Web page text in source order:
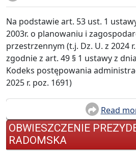
Na podstawie art. 53 ust. 1
2003r. o planowaniu i
przestrzennym (t.j. Dz. U. z 2024
zgodnie z art. 49 § 1 ustawy z
Kodeks postępowania
2025 r. poz. 1691)
Read
OBWIESZCZENIE
RADOMSKA